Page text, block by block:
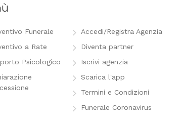
Funerale
a Rate
Psicologico
Accedi/Registra Agenzia
Diventa partner
Iscrivi agenzia
Scarica l'app
Termini e Condizioni
Funerale Coronavirus